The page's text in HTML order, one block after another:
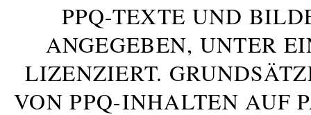
PPQ-TEXTE UND
ANGEGEBEN, UNTER
LIZENZIERT.
VON PPQ-INHALTEN AUF